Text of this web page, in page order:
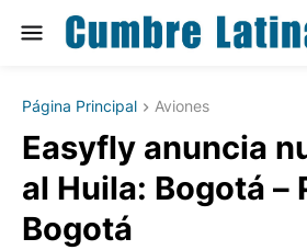
Página Principal Aviones
Easyfly anuncia
al Huila: Bogotá –
Bogotá